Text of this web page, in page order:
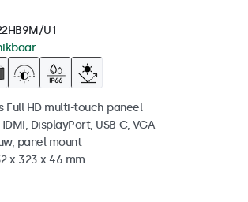
U1
Full HD multi-touch paneel
DisplayPort, USB-C, VGA
panel mount
x 323 x 46 mm